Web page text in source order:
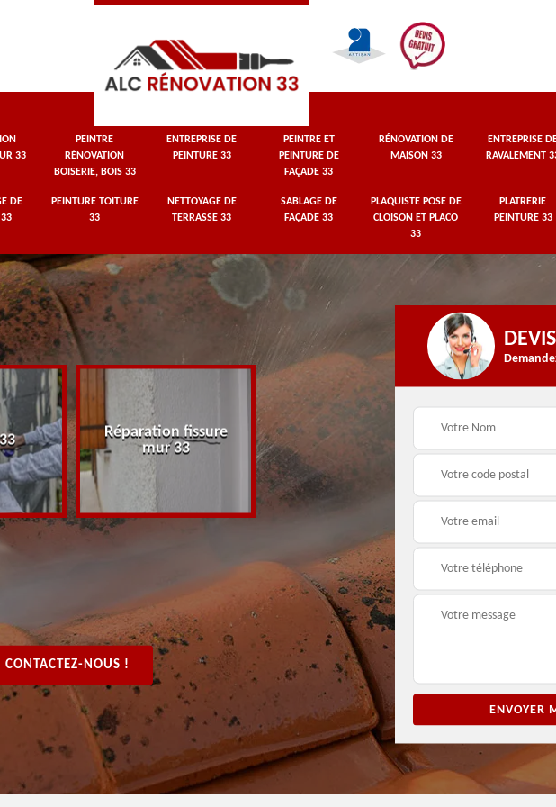
33
PEINTRE
RÉNOVATION
BOISERIE, BOIS 33
ENTREPRISE DE
PEINTURE 33
PEINTRE ET
PEINTURE DE
FAÇADE 33
RÉNOVATION DE
MAISON 33
ENTREPRISE
RAVALEMENT
DE
33
PEINTURE TOITURE
33
NETTOYAGE DE
TERRASSE 33
SABLAGE DE
FAÇADE 33
PLAQUISTE POSE DE
CLOISON ET PLACO
33
PLATRERIE
PEINTURE 33
Réparation fissure
mur 33
Peintre rénovation
boiserie, bois 33
Entreprise
33
CONTACTEZ-NOUS !